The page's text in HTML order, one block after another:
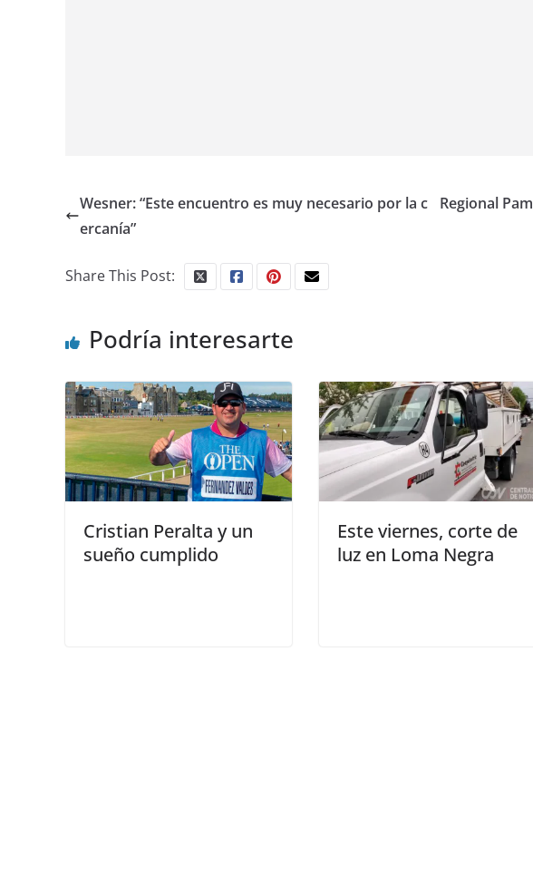
Wesner: “Este encuentro es muy necesario por la c
ercanía”
Regional
Share This Post:
Podría interesarte
Cristian Peralta y un
sueño cumplido
Este viernes, corte de
luz en Loma Negra